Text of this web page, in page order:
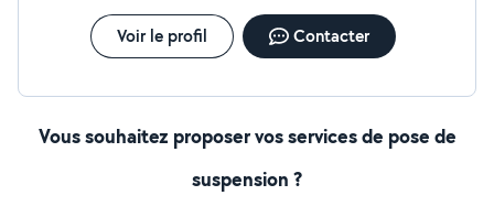
Montage des luminaire sport lustre hublot ex...
________________________________________ Besoin d'un électricien
fiable pour une panne, une réparation ou une installation
m'appeler.
Voir le profil Contacter
Vous souhaitez proposer vos services de pose de
suspension ?